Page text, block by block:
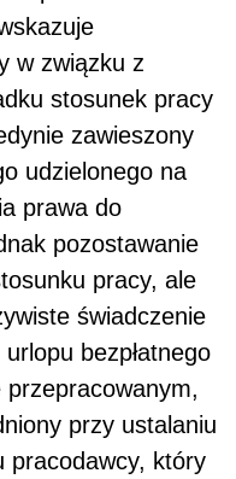
w związku z
stosunek pracy
zawieszony
udzielonego na
prawa do
pozostawanie
pracy, ale
świadczenie
bezpłatnego
przy ustalaniu
pracodawcy, który